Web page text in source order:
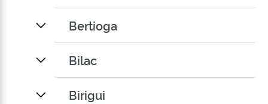
Bertioga
Bilac
Birigui